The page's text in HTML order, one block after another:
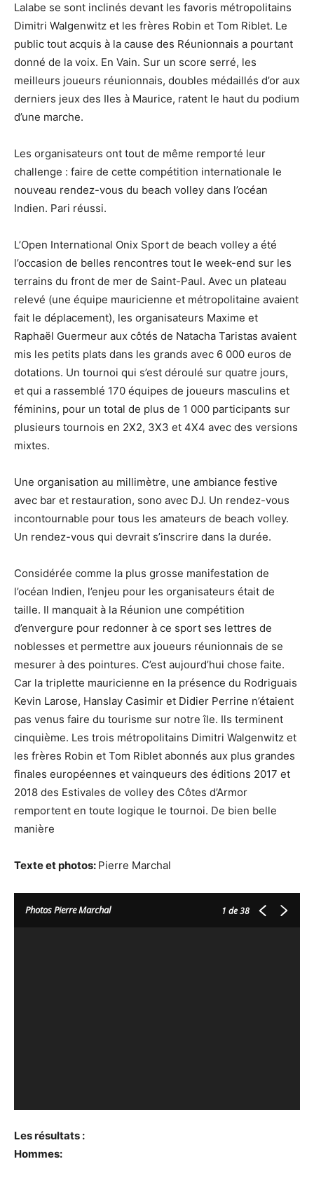
Lalabe se sont inclinés devant les favoris métropolitains
Dimitri Walgenwitz et les frères Robin et Tom Riblet. Le
public tout acquis à la cause des Réunionnais a pourtant
donné de la voix. En Vain. Sur un score serré, les
meilleurs joueurs réunionnais, doubles médaillés d’or aux
derniers jeux des Iles à Maurice, ratent le haut du podium
d’une marche.
Les organisateurs ont tout de même remporté leur
challenge : faire de cette compétition internationale le
nouveau rendez-vous du beach volley dans l’océan
Indien. Pari réussi.
L’Open International Onix Sport de beach volley a été
l’occasion de belles rencontres tout le week-end sur les
terrains du front de mer de Saint-Paul. Avec un plateau
relevé (une équipe mauricienne et métropolitaine avaient
fait le déplacement), les organisateurs Maxime et
Raphaël Guermeur aux côtés de Natacha Taristas avaient
mis les petits plats dans les grands avec 6 000 euros de
dotations. Un tournoi qui s’est déroulé sur quatre jours,
et qui a rassemblé 170 équipes de joueurs masculins et
féminins, pour un total de plus de 1 000 participants sur
plusieurs tournois en 2X2, 3X3 et 4X4 avec des versions
mixtes.
Une organisation au millimètre, une ambiance festive
avec bar et restauration, sono avec DJ. Un rendez-vous
incontournable pour tous les amateurs de beach volley.
Un rendez-vous qui devrait s’inscrire dans la durée.
Considérée comme la plus grosse manifestation de
l’océan Indien, l’enjeu pour les organisateurs était de
taille. Il manquait à la Réunion une compétition
d’envergure pour redonner à ce sport ses lettres de
noblesses et permettre aux joueurs réunionnais de se
mesurer à des pointures. C’est aujourd’hui chose faite.
Car la triplette mauricienne en la présence du Rodriguais
Kevin Larose, Hanslay Casimir et Didier Perrine n’étaient
pas venus faire du tourisme sur notre île. Ils terminent
cinquième. Les trois métropolitains Dimitri Walgenwitz et
les frères Robin et Tom Riblet abonnés aux plus grandes
finales européennes et vainqueurs des éditions 2017 et
2018 des Estivales de volley des Côtes d’Armor
remportent en toute logique le tournoi. De bien belle
manière
Texte et photos: Pierre Marchal
Photos Pierre Marchal 1 de 38
Les résultats :
Hommes: